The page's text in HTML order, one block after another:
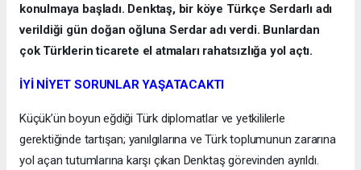
konulmaya başladı. Denktaş, bir köye Türkçe Serdarlı adı
verildiği gün doğan oğluna Serdar adı verdi. Bunlardan
çok Türklerin ticarete el atmaları rahatsızlığa yol açtı.
İYİ NİYET SORUNLAR YAŞATACAKTI
Küçük’ün boyun eğdiği Türk diplomatlar ve yetkililerle
gerektiğinde tartışan; yanılgılarına ve Türk toplumunun zararına
yol açan tutumlarına karşı çıkan Denktaş görevinden ayrıldı.